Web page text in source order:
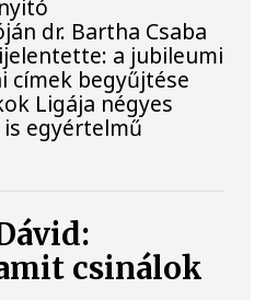
dr. Bartha Csaba
a jubileumi
címek begyűjtése
Ligája négyes
egyértelmű
csinálok